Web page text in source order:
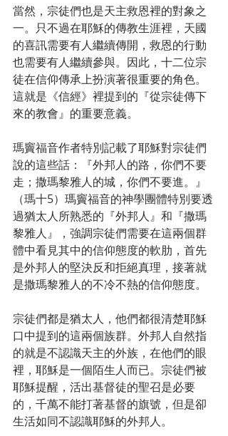
當然，宗徒們也是天主救恩裡的對象之
一。只不過在耶穌的傳教生涯裡，天國
的喜訊需要有人繼續傳開，救恩的行動
也需要有人繼續參與。因此，十二位宗
徒在信仰傳承上扮演著很重要的角色。
這就是《信經》裡提到的『從宗徒傳下
來的教會』的重要意義。
瑪竇福音作者特別記載了耶穌對宗徒們
說的這些話：『外邦人的路，你們不要
走；撒瑪黎雅人的城，你們不要進。』
（瑪十5）瑪竇福音的神學團體特別要透
過猶太人所熟悉的『外邦人』和『撒瑪
黎雅人』，強調宗徒們需要在這兩個群
體中看見其中的信仰態度的軟肋，首先
是外邦人的堅決反和拒絕真理，接著就
是撒瑪黎雅人的不冷不熱的信仰態度。
宗徒們都是猶太人，他們都很清楚耶穌
口中提到的這兩個族群。外邦人自然指
的就是不認識天主的外族，在他們的眼
裡，耶穌是一個陌生人而已。宗徒們被
耶穌提醒，活出基督徒的聖召是必要
的，千萬不能打著基督的旗號，但是卻
生活如同不認識耶穌的外邦人。